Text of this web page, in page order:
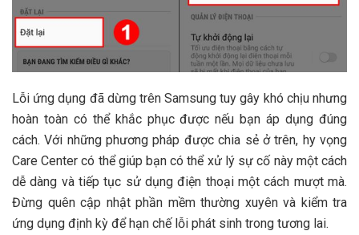
Lỗi ứng dụng đã dừng trên Samsung tuy gây khó chịu nhưng
hoàn toàn có thể khắc phục được nếu bạn áp dụng đúng
cách. Với những phương pháp được chia sẻ ở trên, hy vọng
Care Center có thể giúp bạn có thể xử lý sự cố này một cách
dễ dàng và tiếp tục sử dụng điện thoại một cách mượt mà.
Đừng quên cập nhật phần mềm thường xuyên và kiểm tra
ứng dụng định kỳ để hạn chế lỗi phát sinh trong tương lai.